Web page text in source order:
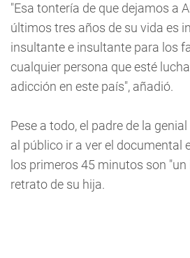
"Esa tontería de que dejamos a
últimos tres años de su vida es
insultante e insultante para los
cualquier persona que esté
adicción en este país", añadió.
Pese a todo, el padre de la
al público ir a ver el documental
los primeros 45 minutos son
retrato de su hija.